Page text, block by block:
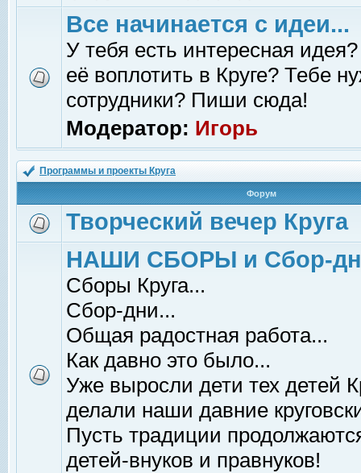
Все начинается с идеи...
У тебя есть интересная
её воплотить в Круге? Тебе
сотрудники? Пиши сюда!
Модератор: Игорь
Программы и проекты Круга
Форум
Творческий вечер Круга
НАШИ СБОРЫ и Сбор-
Сборы Круга...
Сбор-дни...
Общая радостная работа...
Как давно это было...
Уже выросли дети тех детей
делали наши давние
Пусть традиции
детей-внуков и правнуков!